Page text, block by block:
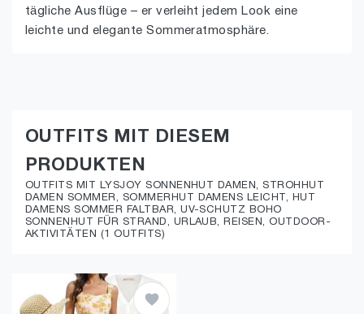
tägliche Ausflüge – er verleiht jedem Look eine
leichte und elegante Sommeratmosphäre.
OUTFITS MIT DIESEM
PRODUKTEN
OUTFITS MIT LYSJOY SONNENHUT DAMEN, STROHHUT
DAMEN SOMMER, SOMMERHUT DAMENS LEICHT, HUT
DAMENS SOMMER FALTBAR, UV-SCHUTZ BOHO
SONNENHUT FÜR STRAND, URLAUB, REISEN, OUTDOOR-
AKTIVITÄTEN (1 OUTFITS)